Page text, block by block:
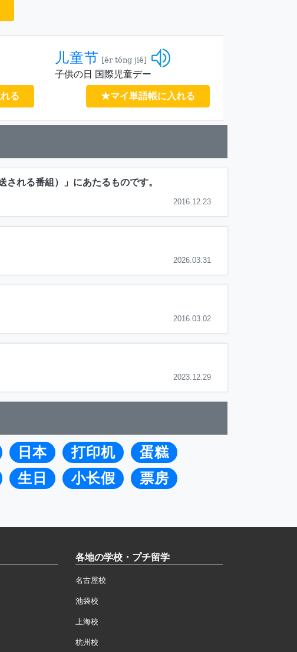
る
儿童节 [ér tóng jié]
子供の日 国際児童デー
★マイ単語帳に入れる
れる番組）」にあたるものです。
2016.12.23
2026.03.31
2016.03.02
2023.12.29
日本 打印机
蛋糕
生日 小长假
票房
各地の学校・プチ留学
名古屋校
池袋校
上海校
杭州校